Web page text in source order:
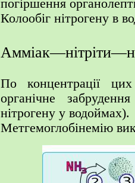
погіршення
Колообіг нітрогену в
По концентрації
органічне
нітрогену у водоймах).
Метгемоглобінемію